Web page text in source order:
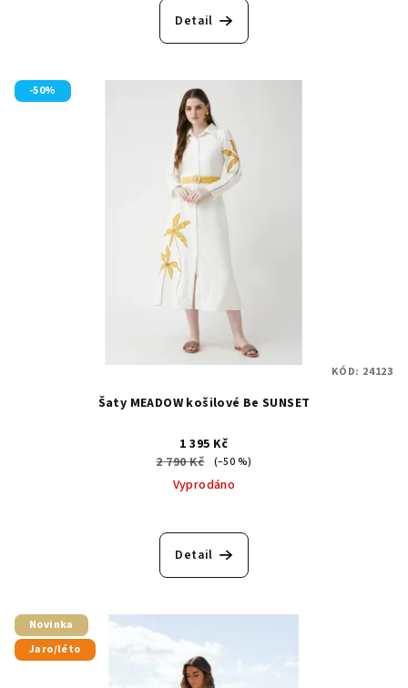
Detail
-50%
Šaty MEADOW košilové Be SUNSET
1 395 Kč
2 790 Kč
(–50 %)
Vyprodáno
Detail
KÓD: 24123
Novinka
Jaro/léto